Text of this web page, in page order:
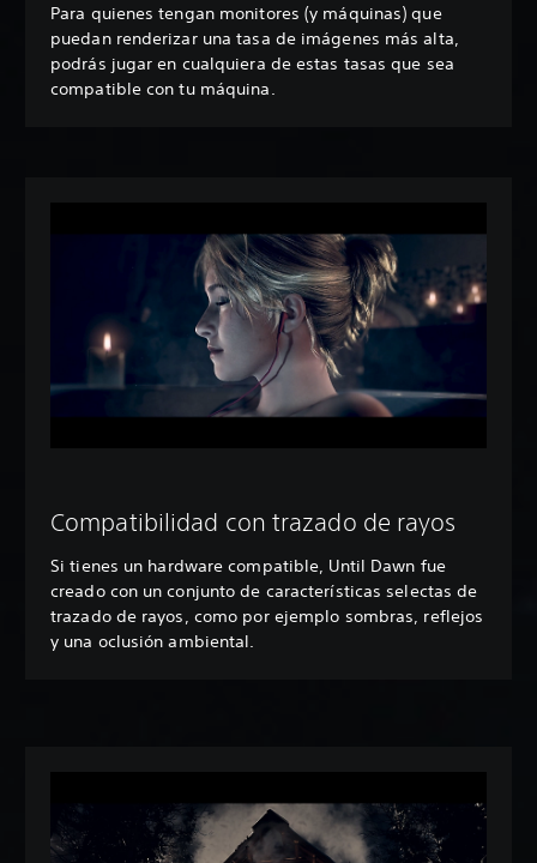
Para quienes tengan monitores (y máquinas) que
puedan renderizar una tasa de imágenes más alta,
podrás jugar en cualquiera de estas tasas que sea
compatible con tu máquina.
Compatibilidad con trazado de rayos
Si tienes un hardware compatible, Until Dawn fue
creado con un conjunto de características selectas de
trazado de rayos, como por ejemplo sombras, reflejos
y una oclusión ambiental.